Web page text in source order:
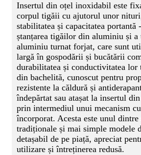
Insertul din oțel inoxidabil este
corpul tigăii cu ajutorul unor
stabilitatea și capacitatea portantă
ștanțarea tigăilor din aluminiu și
aluminiu turnat forjat, care sunt
largă în gospodării și bucătării
durabilitatea și conductivitatea lor
din bachelită, cunoscut pentru
rezistente la căldură și
îndepărtat sau atașat la insertul
prin intermediul unui mecanism
încorporat. Acesta este unul dintre
tradiționale și mai simple modele
detașabil de pe piață, apreciat
utilizare și întreținerea redusă.